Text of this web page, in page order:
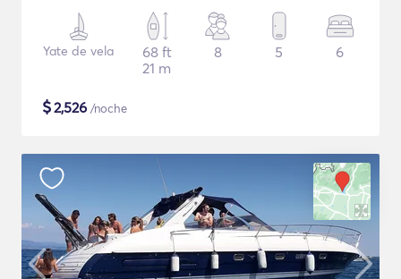
Yate de vela
68 ft
21 m
8 5 6
$2,526 /noche